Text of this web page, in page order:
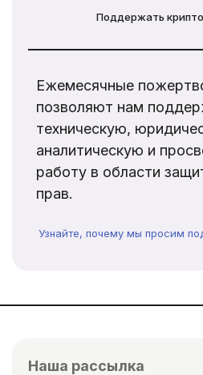
Поддержать
Ежемесячные
позволяют нам
техническую,
аналитическую и
работу в области
прав.
Узнайте, почему мы просим
Наша рассылка